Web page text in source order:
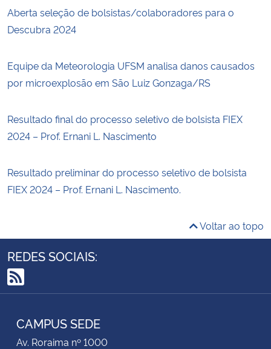
Aberta seleção de bolsistas/colaboradores para o
Descubra 2024
Equipe da Meteorologia UFSM analisa danos causados
por microexplosão em São Luiz Gonzaga/RS
Resultado final do processo seletivo de bolsista FIEX
2024 – Prof. Ernani L. Nascimento
Resultado preliminar do processo seletivo de bolsista
FIEX 2024 – Prof. Ernani L. Nascimento.
Voltar ao topo
REDES SOCIAIS:
RSS
CAMPUS SEDE
Av. Roraima nº 1000